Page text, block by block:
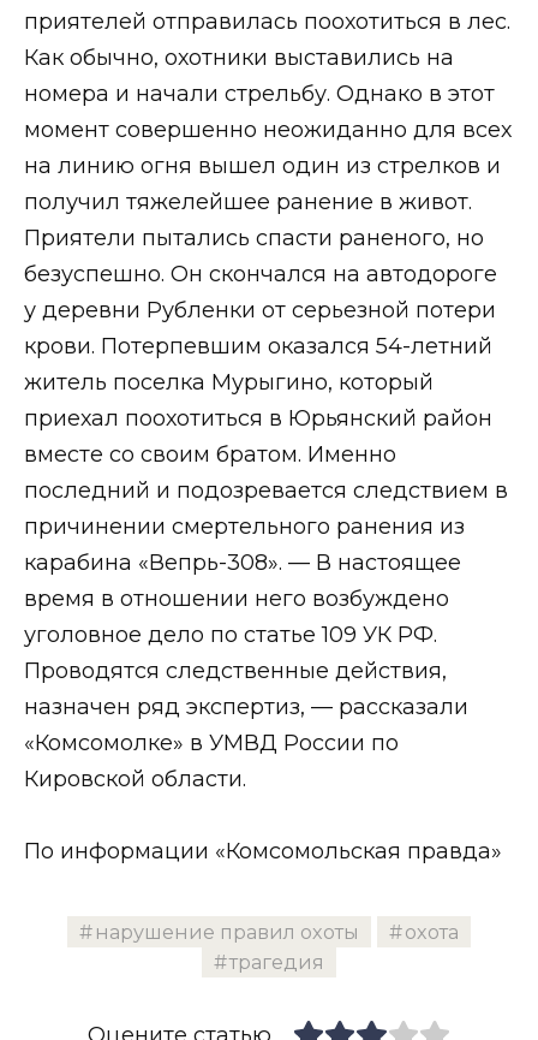
приятелей отправилась поохотиться в лес.
Как обычно, охотники выставились на
номера и начали стрельбу. Однако в этот
момент совершенно неожиданно для всех
на линию огня вышел один из стрелков и
получил тяжелейшее ранение в живот.
Приятели пытались спасти раненого, но
безуспешно. Он скончался на автодороге
у деревни Рубленки от серьезной потери
крови. Потерпевшим оказался 54-летний
житель поселка Мурыгино, который
приехал поохотиться в Юрьянский район
вместе со своим братом. Именно
последний и подозревается следствием в
причинении смертельного ранения из
карабина «Вепрь-308». — В настоящее
время в отношении него возбуждено
уголовное дело по статье 109 УК РФ.
Проводятся следственные действия,
назначен ряд экспертиз, — рассказали
«Комсомолке» в УМВД России по
Кировской области.
По информации «Комсомольская правда»
нарушение правил охоты
охота
трагедия